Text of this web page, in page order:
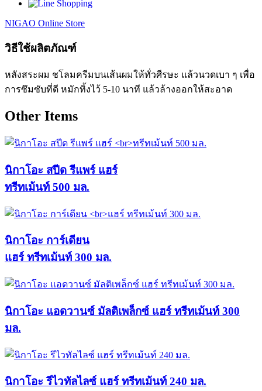
NIGAO Online Store
วิธีใช้ผลิตภัณฑ์
หลังสระผม ชโลมครีมบนเส้นผมให้ทั่วศีรษะ แล้วนวดเบา ๆ เพื่อ
การซึมซับที่ดี หมักทิ้งไว้ 5-10 นาที แล้วล้างออกให้สะอาด
Other Items
นิกาโอะ สปีด รีแพร์ แฮร์
ทรีทเม้นท์ 500 มล.
นิกาโอะ การ์เดียน
แฮร์ ทรีทเม้นท์ 300 มล.
นิกาโอะ แอดวานซ์ มัลติเพล็กซ์ แฮร์ ทรีทเม้นท์ 300
มล.
นิกาโอะ รีไวทัลไลซ์ แฮร์ ทรีทเม้นท์ 240 มล.